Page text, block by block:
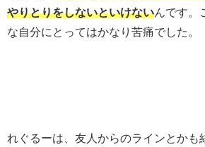
やりとりをしないといけないんです。
な自分にとってはかなり苦痛でした。
れぐるーは、友人からのラインとかも